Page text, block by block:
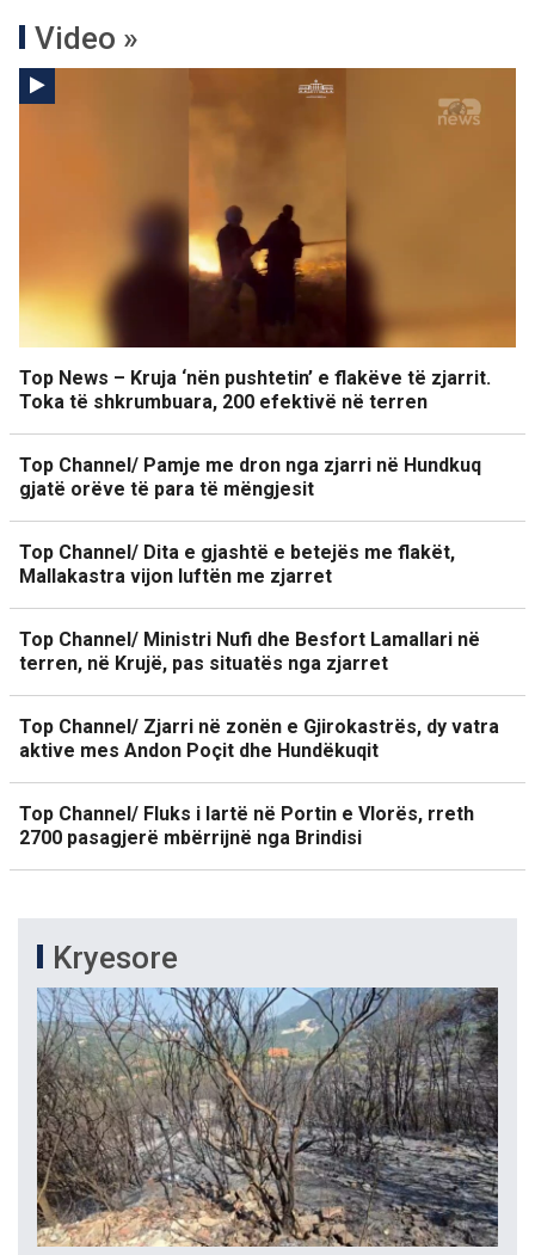
Video »
Top News – Kruja ‘nën pushtetin’ e flakëve të zjarrit.
Toka të shkrumbuara, 200 efektivë në terren
Top Channel/ Pamje me dron nga zjarri në Hundkuq
gjatë orëve të para të mëngjesit
Top Channel/ Dita e gjashtë e betejës me flakët,
Mallakastra vijon luftën me zjarret
Top Channel/ Ministri Nufi dhe Besfort Lamallari në
terren, në Krujë, pas situatës nga zjarret
Top Channel/ Zjarri në zonën e Gjirokastrës, dy vatra
aktive mes Andon Poçit dhe Hundëkuqit
Top Channel/ Fluks i lartë në Portin e Vlorës, rreth
2700 pasagjerë mbërrijnë nga Brindisi
Kryesore